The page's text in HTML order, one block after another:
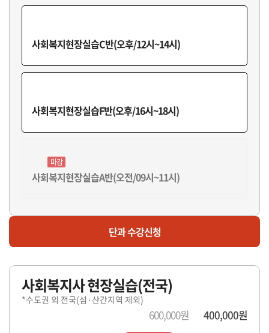
사회복지현장실습C반(오후/12시~14시)
사회복지현장실습F반(오후/16시~18시)
마감
사회복지현장실습A반(오전/09시~11시)
사회복지현장실습B반(오전/09시~11시)
마감
사회복지현장실습D반(오후/12시~14시)
단과 수강신청
사회복지사 현장실습(전국)
*수도권 외 전국(섬·산간지역 제외)
600,000원 400,000원